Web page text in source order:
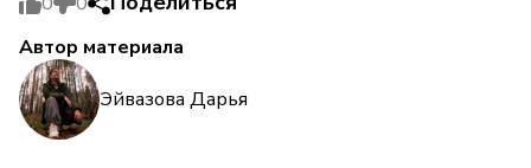
Автор материала
Эйвазова Дарья